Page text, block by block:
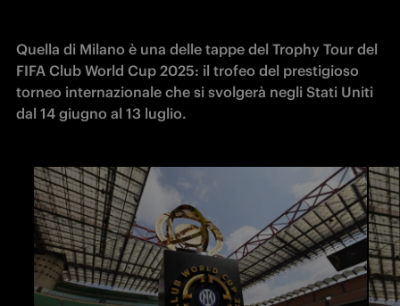
Quella di Milano è una delle tappe del Trophy Tour del
FIFA Club World Cup 2025: il trofeo del prestigioso
torneo internazionale che si svolgerà negli Stati Uniti
dal 14 giugno al 13 luglio.